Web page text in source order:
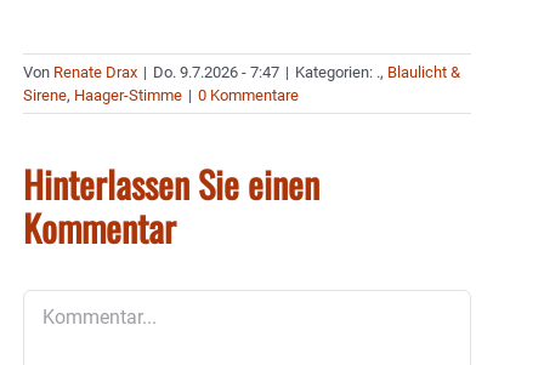
Von Renate Drax | Do. 9.7.2026 - 7:47 | Kategorien: ., Blaulicht &
Sirene, Haager-Stimme | 0 Kommentare
Hinterlassen Sie einen
Kommentar